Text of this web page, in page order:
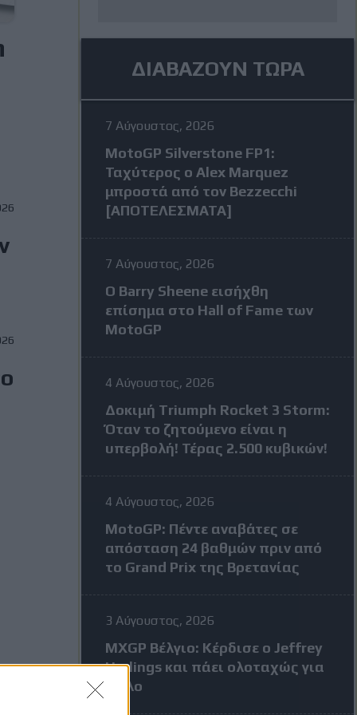
ΔΙΑΒΑΖΟΥΝ ΤΩΡΑ
7 Αύγουστος, 2026
MotoGP Silverstone FP1:
Ταχύτερος ο Alex Marquez
μπροστά από τον Bezzecchi
[ΑΠΟΤΕΛΕΣΜΑΤΑ]
7 Αύγουστος, 2026
Ο Barry Sheene εισήχθη
επίσημα στο Hall of Fame των
MotoGP
4 Αύγουστος, 2026
Δοκιμή Triumph Rocket 3 Storm:
Όταν το ζητούμενο είναι η
υπερβολή! Τέρας 2.500 κυβικών!
4 Αύγουστος, 2026
MotoGP: Πέντε αναβάτες σε
απόσταση 24 βαθμών πριν από
το Grand Prix της Βρετανίας
3 Αύγουστος, 2026
MXGP Βέλγιο: Κέρδισε ο Jeffrey
Herlings και πάει ολοταχώς για
τίτλο